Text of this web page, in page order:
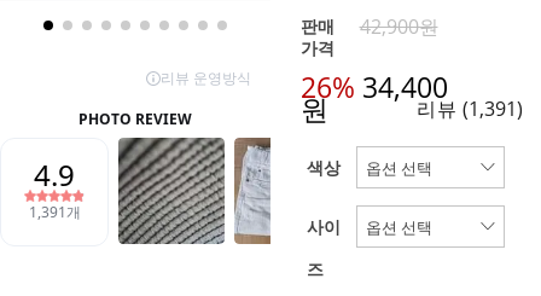
판매
가격
42,900원
26% 34,400
원 리뷰 (1,391)
색상
사이
즈